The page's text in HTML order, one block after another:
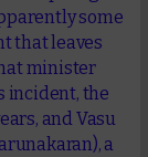
some
that leaves
minister
incident, the
and Vasu
a